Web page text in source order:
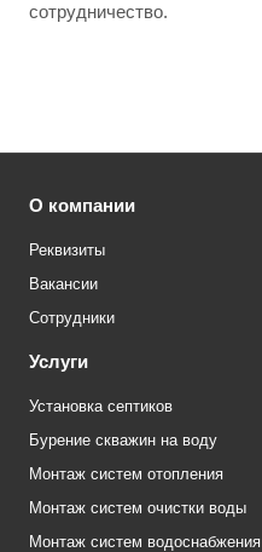
сотрудничество.
О компании
Реквизиты
Вакансии
Сотрудники
Услуги
Установка септиков
Бурение скважин на воду
Монтаж систем отопления
Монтаж систем очистки воды
Монтаж систем водоснабжения